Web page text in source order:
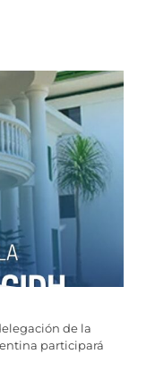
de la
participará